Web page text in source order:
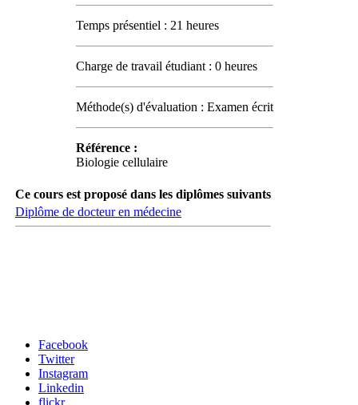
Temps présentiel : 21 heures
Charge de travail étudiant : 0 heures
Méthode(s) d'évaluation : Examen écrit
Référence :
Biologie cellulaire
Ce cours est proposé dans les diplômes suivants
Diplôme de docteur en médecine
Facebook
Twitter
Instagram
Linkedin